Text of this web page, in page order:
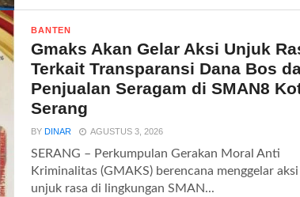
BANTEN
Gmaks Akan Gelar Aksi Unjuk
Terkait Transparansi Dana Bos
Penjualan Seragam di SMAN8
Serang
BYDINAR AGUSTUS 3, 2026
SERANG – Perkumpulan Gerakan Moral Anti
Kriminalitas (GMAKS) berencana menggelar aksi
unjuk rasa di lingkungan SMAN...